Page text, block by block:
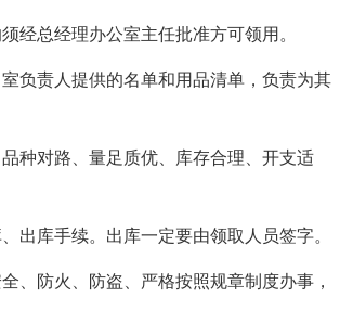
经总经理办公室主任批准方可领用。
负责人提供的名单和用品清单，负责为其
种对路、量足质优、库存合理、开支适
出库手续。出库一定要由领取人员签字。
、防火、防盗、严格按照规章制度办事，